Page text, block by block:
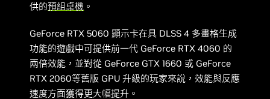
供的預組桌機 。
GeForce RTX 5060 顯示卡在具 DLSS 4 多畫格生成
功能的遊戲中可提供前一代 GeForce RTX 4060 的
兩倍效能，並對從 GeForce GTX 1660 或 GeForce
RTX 2060等舊版 GPU 升級的玩家來說，效能與反應
速度方面獲得更大幅提升。